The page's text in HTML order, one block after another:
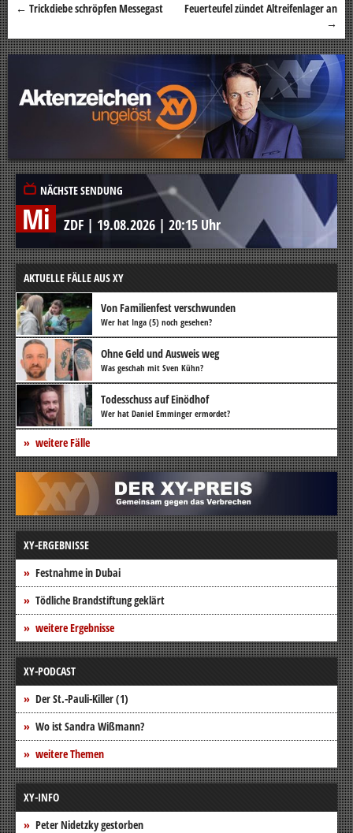
Beitragsnavigation
← Trickdiebe schröpfen Messegast
Feuerteufel zündet Altreifenlager an
→
NÄCHSTE SENDUNG
Mi ZDF | 19.08.2026 | 20:15 Uhr
AKTUELLE FÄLLE AUS XY
Von Familienfest verschwunden
Wer hat Inga (5) noch gesehen?
Ohne Geld und Ausweis weg
Was geschah mit Sven Kühn?
Todesschuss auf Einödhof
Wer hat Daniel Emminger ermordet?
weitere Fälle
XY-ERGEBNISSE
Festnahme in Dubai
Tödliche Brandstiftung geklärt
weitere Ergebnisse
XY-PODCAST
Der St.-Pauli-Killer (1)
Wo ist Sandra Wißmann?
weitere Themen
XY-INFO
Peter Nidetzky gestorben